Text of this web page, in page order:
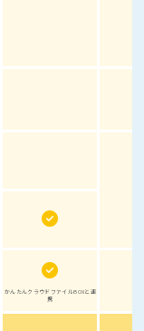
かんたんクラウドファイルBOXと連
携